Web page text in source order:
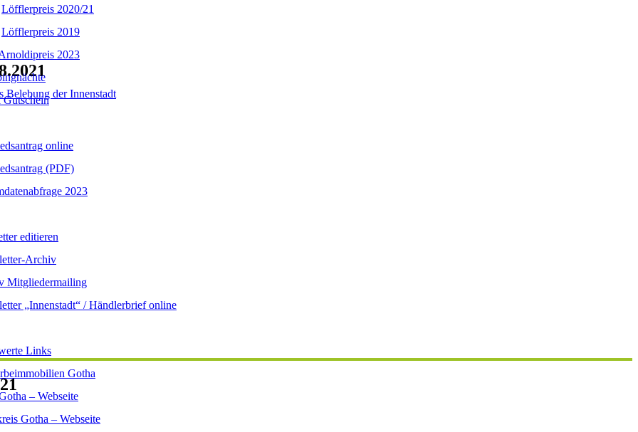
Löfflerpreis 2020/21
Löfflerpreis 2019
2023
Gutschein
online
(PDF)
2023
editieren
Archiv
Mitgliedermailing
„Innenstadt“ / Händlerbrief online
Links
Gotha
– Webseite
Gotha – Webseite
Belebung der Innenstadt